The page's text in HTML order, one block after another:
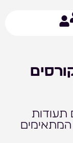
תעודות
המתאימים